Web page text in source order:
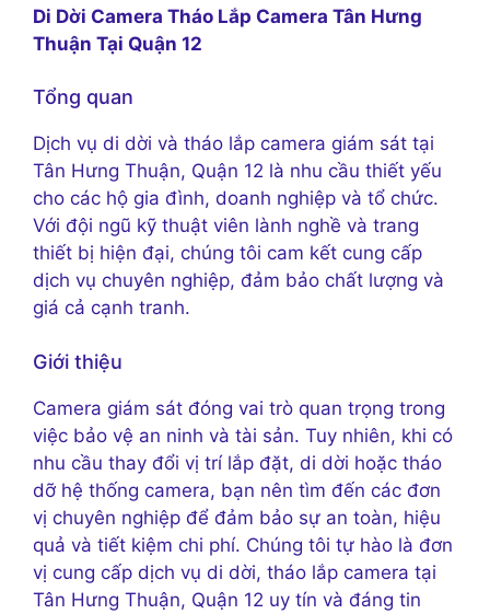
Di Dời Camera Tháo Lắp Camera Tân Hưng
Thuận Tại Quận 12
Tổng quan
Dịch vụ di dời và tháo lắp camera giám sát tại
Tân Hưng Thuận, Quận 12 là nhu cầu thiết yếu
cho các hộ gia đình, doanh nghiệp và tổ chức.
Với đội ngũ kỹ thuật viên lành nghề và trang
thiết bị hiện đại, chúng tôi cam kết cung cấp
dịch vụ chuyên nghiệp, đảm bảo chất lượng và
giá cả cạnh tranh.
Giới thiệu
Camera giám sát đóng vai trò quan trọng trong
việc bảo vệ an ninh và tài sản. Tuy nhiên, khi có
nhu cầu thay đổi vị trí lắp đặt, di dời hoặc tháo
dỡ hệ thống camera, bạn nên tìm đến các đơn
vị chuyên nghiệp để đảm bảo sự an toàn, hiệu
quả và tiết kiệm chi phí. Chúng tôi tự hào là đơn
vị cung cấp dịch vụ di dời, tháo lắp camera tại
Tân Hưng Thuận, Quận 12 uy tín và đáng tin